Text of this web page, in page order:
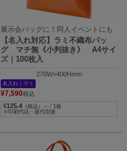
展示会バッグに！同人イベントにも
【名入れ対応】ラミ不織布バッ
グ マチ無《小判抜き》 A4サイ
ズ｜100枚入
270W×400Hmm
名入れ｜ラミ
¥7,590税込
¥125.4 （税込）～ ⁄ 1枚
※印刷代込・版代別途